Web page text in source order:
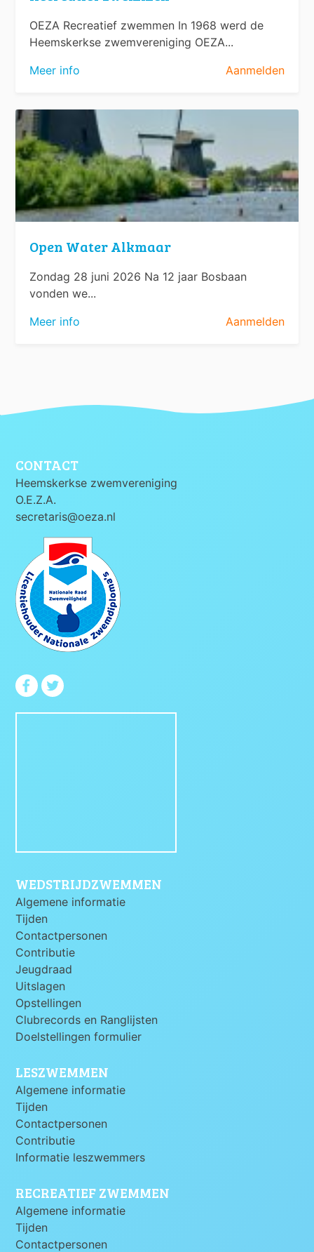
OEZA Recreatief zwemmen In 1968 werd de
Heemskerkse zwemvereniging OEZA...
Meer info
Aanmelden
Open Water Alkmaar
Zondag 28 juni 2026 Na 12 jaar Bosbaan
vonden we...
Meer info
Aanmelden
CONTACT
Heemskerkse zwemvereniging
O.E.Z.A.
secretaris@oeza.nl
WEDSTRIJDZWEMMEN
Algemene informatie
Tijden
Contactpersonen
Contributie
Jeugdraad
Uitslagen
Opstellingen
Clubrecords en Ranglijsten
Doelstellingen formulier
LESZWEMMEN
Algemene informatie
Tijden
Contactpersonen
Contributie
Informatie leszwemmers
RECREATIEF ZWEMMEN
Algemene informatie
Tijden
Contactpersonen